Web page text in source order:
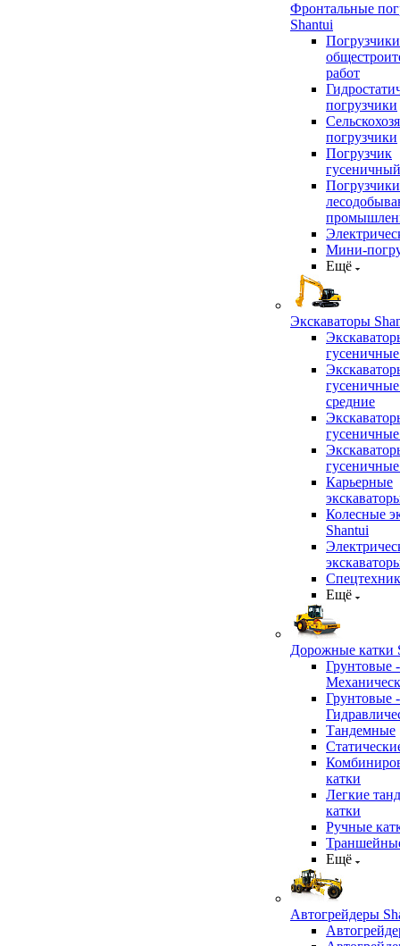
Фронтальные
Shantui
работ
погрузчики
погрузчики
Погрузчик
гусеничный
Мини-
Ещё
Экскаваторы
средние
Карьерные
Колесные
Shantui
Ещё
Дорожные катки
Грунтовые -
Грунтовые -
Тандемные
катки
Легкие
катки
Ручные
Ещё
Автогрейдеры